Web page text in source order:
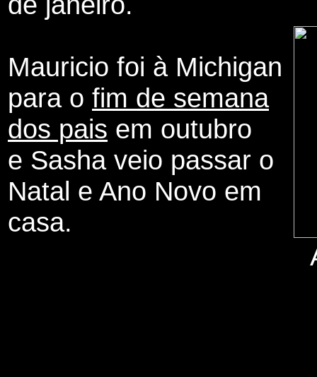
Mauricio foi à Michigan
para o fim de semana
dos pais em outubro
e Sasha veio passar o
Natal e Ano Novo em
casa.